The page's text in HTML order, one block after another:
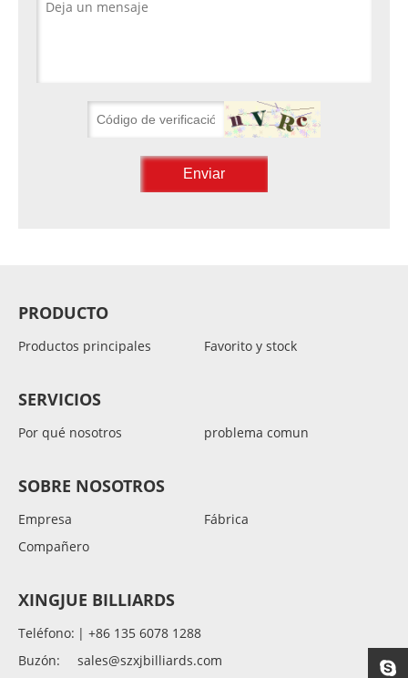
PRODUCTO
Productos principales Favorito y stock
SERVICIOS
Por qué nosotros problema comun
SOBRE NOSOTROS
Empresa
Fábrica
Compañero
XINGJUE BILLIARDS
Teléfono:
| +86 135 6078 1288
Buzón:
sales@szxjbilliards.com